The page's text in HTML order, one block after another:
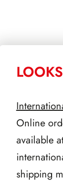
Online
available
shipping